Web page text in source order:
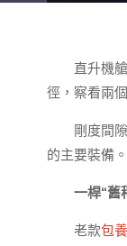
直升機
徑，察看兩
剛度間
的主要裝備
一桿“舊
老款包養